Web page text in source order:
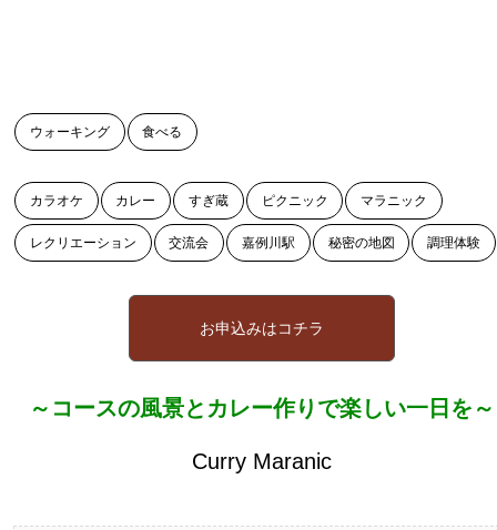
ウォーキング 食べる
カラオケ カレー すぎ蔵 ピクニック マラニック
レクリエーション 交流会 嘉例川駅 秘密の地図 調理体験
お申込みはコチラ
～コースの風景とカレー作りで楽しい一日を～
Curry Maranic